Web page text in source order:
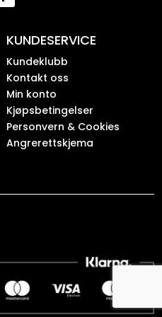
KUNDESERVICE
Kundeklubb
Kontakt oss
Min konto
Kjøpsbetingelser
Personvern & Cookies
Angrerettskjema